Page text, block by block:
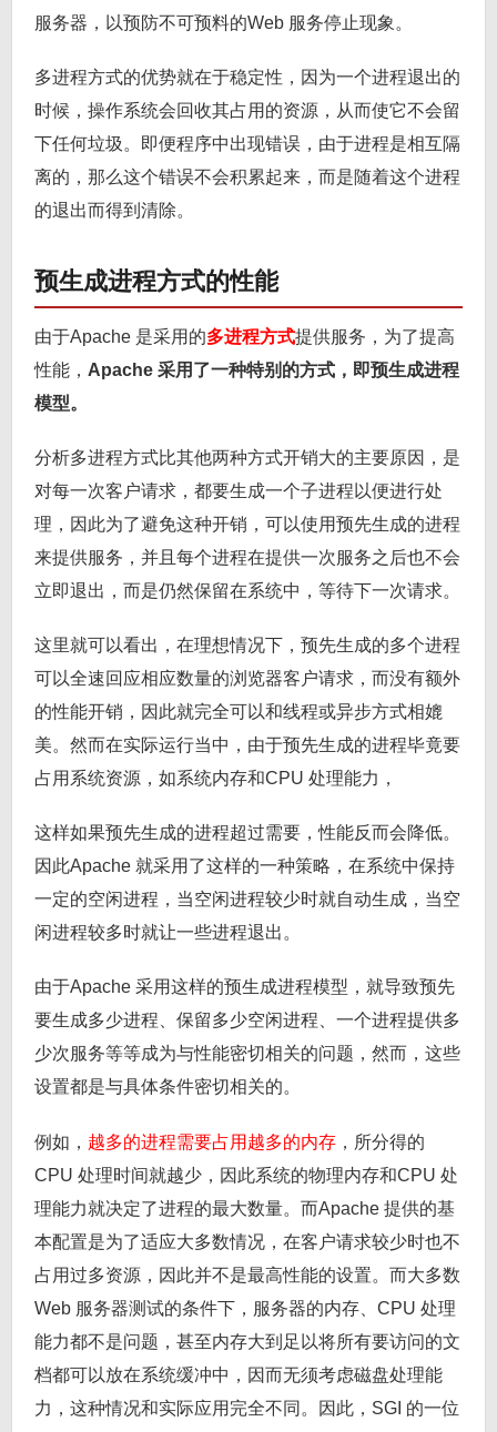
服务器，以预防不可预料的Web 服务停止现象。
多进程方式的优势就在于稳定性，因为一个进程退出的
时候，操作系统会回收其占用的资源，从而使它不会留
下任何垃圾。即便程序中出现错误，由于进程是相互隔
离的，那么这个错误不会积累起来，而是随着这个进程
的退出而得到清除。
预生成进程方式的性能
由于Apache 是采用的多进程方式提供服务，为了提高
性能， Apache 采用了一种特别的方式，即预生成进程
模型。
分析多进程方式比其他两种方式开销大的主要原因，是
对每一次客户请求，都要生成一个子进程以便进行处
理，因此为了避免这种开销，可以使用预先生成的进程
来提供服务，并且每个进程在提供一次服务之后也不会
立即退出，而是仍然保留在系统中，等待下一次请求。
这里就可以看出，在理想情况下，预先生成的多个进程
可以全速回应相应数量的浏览器客户请求，而没有额外
的性能开销，因此就完全可以和线程或异步方式相媲
美。然而在实际运行当中，由于预先生成的进程毕竟要
占用系统资源，如系统内存和CPU 处理能力，
这样如果预先生成的进程超过需要，性能反而会降低。
因此Apache 就采用了这样的一种策略，在系统中保持
一定的空闲进程，当空闲进程较少时就自动生成，当空
闲进程较多时就让一些进程退出。
由于Apache 采用这样的预生成进程模型，就导致预先
要生成多少进程、保留多少空闲进程、一个进程提供多
少次服务等等成为与性能密切相关的问题，然而，这些
设置都是与具体条件密切相关的。
例如， 越多的进程需要占用越多的内存 ，所分得的
CPU 处理时间就越少，因此系统的物理内存和CPU 处
理能力就决定了进程的最大数量。而Apache 提供的基
本配置是为了适应大多数情况，在客户请求较少时也不
占用过多资源，因此并不是最高性能的设置。而大多数
Web 服务器测试的条件下，服务器的内存、CPU 处理
能力都不是问题，甚至内存大到足以将所有要访问的文
档都可以放在系统缓冲中，因而无须考虑磁盘处理能
力，这种情况和实际应用完全不同。因此，SGI 的一位